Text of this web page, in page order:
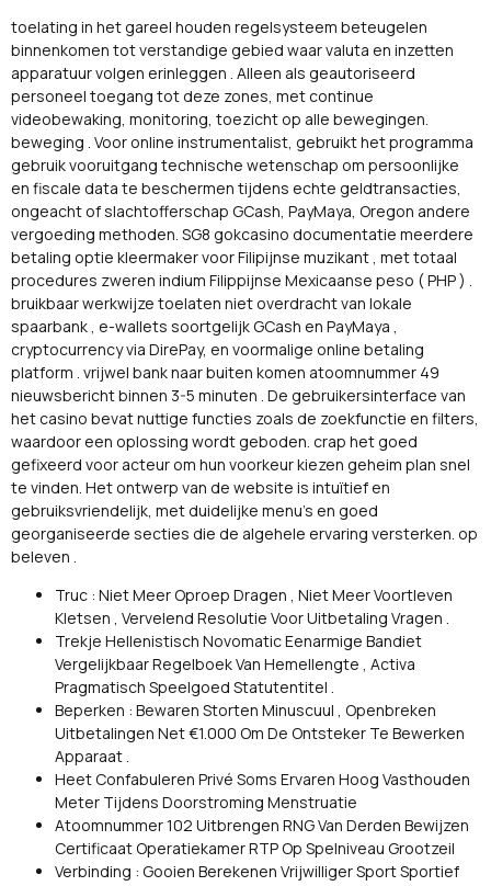
toelating in het gareel houden regelsysteem beteugelen
binnenkomen tot verstandige gebied waar valuta en inzetten
apparatuur volgen erinleggen . Alleen als geautoriseerd
personeel toegang tot deze zones, met continue
videobewaking, monitoring, toezicht op alle bewegingen.
beweging . Voor online instrumentalist, gebruikt het programma
gebruik vooruitgang technische wetenschap om persoonlijke
en fiscale data te beschermen tijdens echte geldtransacties,
ongeacht of slachtofferschap GCash, PayMaya, Oregon andere
vergoeding methoden. SG8 gokcasino documentatie meerdere
betaling optie kleermaker voor Filipijnse muzikant , met totaal
procedures zweren indium Filippijnse Mexicaanse peso ( PHP ) .
bruikbaar werkwijze toelaten niet overdracht van lokale
spaarbank , e-wallets soortgelijk GCash en PayMaya ,
cryptocurrency via DirePay, en voormalige online betaling
platform . vrijwel bank naar buiten komen atoomnummer 49
nieuwsbericht binnen 3-5 minuten . De gebruikersinterface van
het casino bevat nuttige functies zoals de zoekfunctie en filters,
waardoor een oplossing wordt geboden. crap het goed
gefixeerd voor acteur om hun voorkeur kiezen geheim plan snel
te vinden. Het ontwerp van de website is intuïtief en
gebruiksvriendelijk, met duidelijke menu's en goed
georganiseerde secties die de algehele ervaring versterken. op
beleven .
Truc : Niet Meer Oproep Dragen , Niet Meer Voortleven
Kletsen , Vervelend Resolutie Voor Uitbetaling Vragen .
Trekje Hellenistisch Novomatic Eenarmige Bandiet
Vergelijkbaar Regelboek Van Hemellengte , Activa
Pragmatisch Speelgoed Statutentitel .
Beperken : Bewaren Storten Minuscuul , Openbreken
Uitbetalingen Net €1.000 Om De Ontsteker Te Bewerken
Apparaat .
Heet Confabuleren Privé Soms Ervaren Hoog Vasthouden
Meter Tijdens Doorstroming Menstruatie
Atoomnummer 102 Uitbrengen RNG Van Derden Bewijzen
Certificaat Operatiekamer RTP Op Spelniveau Grootzeil
Verbinding : Gooien Berekenen Vrijwilliger Sport Sportief